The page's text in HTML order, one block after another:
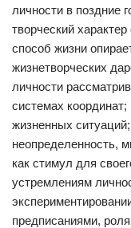
личности в поздние
творческий
способ жизни
жизнетворческих
личности
системах
жизненных
неопределенность,
как стимул для
устремлениям
предписаниями,